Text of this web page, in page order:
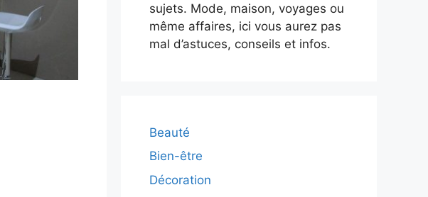
sujets. Mode, maison, voyages ou
même affaires, ici vous aurez pas
mal d’astuces, conseils et infos.
Beauté
Bien-être
Décoration